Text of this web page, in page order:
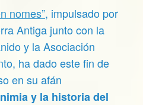
nomes”, impulsado por
Antiga junto con la
y la Asociación
ha dado este fin de
en su afán
y la historia del